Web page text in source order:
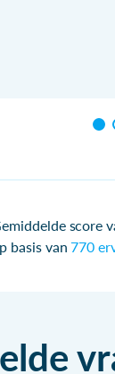
score
basis van770